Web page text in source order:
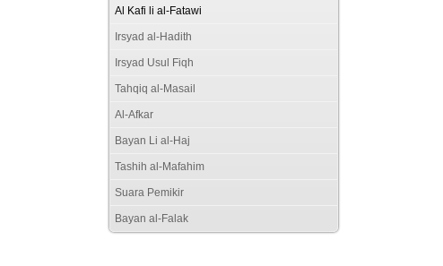
Al Kafi li al-Fatawi
Irsyad al-Hadith
Irsyad Usul Fiqh
Tahqiq al-Masail
Al-Afkar
Bayan Li al-Haj
Tashih al-Mafahim
Suara Pemikir
Bayan al-Falak